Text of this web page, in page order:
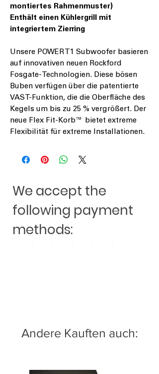
montiertes Rahmenmuster)
Enthält einen Kühlergrill mit
integriertem Zierring
Unsere POWER T1 Subwoofer basieren
auf innovativen neuen Rockford
Fosgate-Technologien. Diese bösen
Buben verfügen über die patentierte
VAST-Funktion, die die Oberfläche des
Kegels um bis zu 25 % vergrößert. Der
neue Flex Fit-Korb™ bietet extreme
Flexibilität für extreme Installationen.
We accept the
following payment
methods:
Andere Kauften auch: